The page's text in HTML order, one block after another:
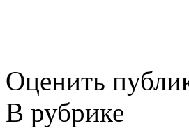
Оценить
В рубрике